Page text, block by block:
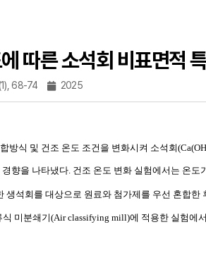
따른 소석회 비표면적
68-74 2025
방식 및 건조 온도 조건을 변화시켜 소석회
향을 나타냈다. 건조 온도 변화 실험에서는 온도
생석회를 대상으로 원료와 첨가제를 우선 혼합한
미분쇄기(Air classifying mill)에 적용한 실험에